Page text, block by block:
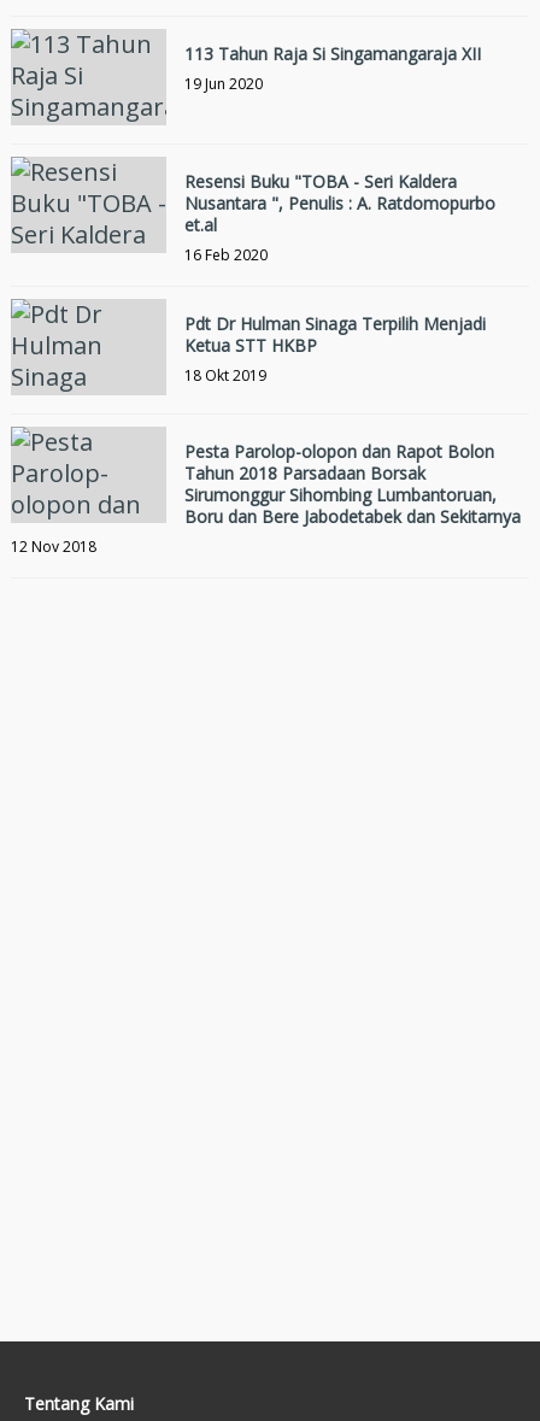
113 Tahun Raja Si Singamangaraja XII
19 Jun 2020
Resensi Buku "TOBA - Seri Kaldera
Nusantara ", Penulis : A. Ratdomopurbo
et.al
16 Feb 2020
Pdt Dr Hulman Sinaga Terpilih Menjadi
Ketua STT HKBP
18 Okt 2019
Pesta Parolop-olopon dan Rapot Bolon
Tahun 2018 Parsadaan Borsak
Sirumonggur Sihombing Lumbantoruan,
Boru dan Bere Jabodetabek dan Sekitarnya
12 Nov 2018
Tentang Kami